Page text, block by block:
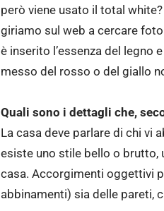
però viene usato il total
giriamo sul web a cercare
è inserito l’essenza del legno
messo del rosso o del giallo
Quali sono i dettagli che,
La casa deve parlare di chi vi
esiste uno stile bello o brutto,
casa. Accorgimenti oggettivi
abbinamenti) sia delle pareti,